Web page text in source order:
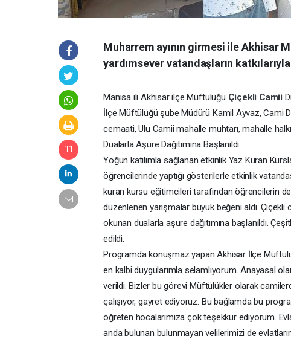
Muharrem ayının girmesi ile Akhisar
yardımsever vatandaşların
Manisa ili Akhisar ilçe Müftülüğü Çiçekli Camii
İlçe Müftülüğü şube Müdürü Kamil Ayvaz, Cami
cemaati, Ulu Camii mahalle muhtarı, mahalle
Dualarla Aşure Dağıtımına Başlanıldı.
Yoğun katılımla sağlanan etkinlik Yaz Kuran
öğrencilerinde yaptığı gösterilerle etkinlik
kuran kursu eğitimcileri tarafından öğrencilerin de
düzenlenen yarışmalar büyük beğeni aldı.
okunan dualarla aşure dağıtımına başlanıldı.
edildi.
Programda konuşmaz yapan Akhisar İlçe
en kalbi duygularımla selamlıyorum. Anayasal
verildi. Bizler bu görevi Müftülükler olarak
çalışıyor, gayret ediyoruz. Bu bağlamda bu
öğreten hocalarımıza çok teşekkür ediyorum.
anda bulunan bulunmayan velilerimizi de